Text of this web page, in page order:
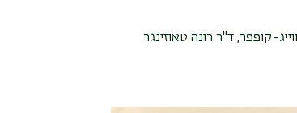
קופפר, ד"ר רונה טאוזינגר